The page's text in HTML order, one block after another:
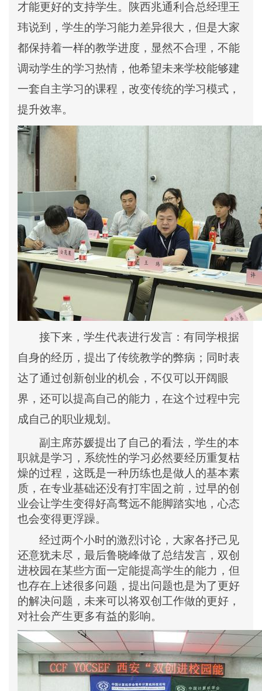
才能更好的支持学生。陕西兆通利合总经理王
玮说到，学生的学习能力差异很大，但是大家
都保持着一样的教学进度，显然不合理，不能
调动学生的学习热情，他希望未来学校能够建
一套自主学习的课程，改变传统的学习模式，
提升效率。
接下来，学生代表进行发言：有同学根据
自身的经历，提出了传统教学的弊病；同时表
达了通过创新创业的机会，不仅可以开阔眼
界，还可以提高自己的能力，在这个过程中完
成自己的职业规划。
副主席苏媛提出了自己的看法，学生的本
职就是学习，系统性的学习必然要经历重复枯
燥的过程，这既是一种历练也是做人的基本素
质，在专业基础还没有打牢固之前，过早的创
业会让学生变得好高骛远不能脚踏实地，心态
也会变得更浮躁。
经过两个小时的激烈讨论，大家各抒己见
还意犹未尽，最后鲁晓峰做了总结发言，双创
进校园在某些方面一定能提高学生的能力，但
也存在上述很多问题，提出问题也是为了更好
的解决问题，未来可以将双创工作做的更好，
对社会产生更多有益的影响。